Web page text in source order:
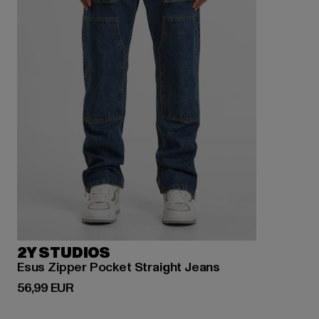
2Y STUDIOS
Esus Zipper Pocket Straight Jeans
56,99 EUR
Derzeitiger Preis: 56,99 EUR